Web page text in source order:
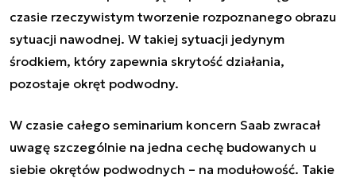
czasie rzeczywistym tworzenie rozpoznanego obrazu
sytuacji nawodnej. W takiej sytuacji jedynym
środkiem, który zapewnia skrytość działania,
pozostaje okręt podwodny.
W czasie całego seminarium koncern Saab zwracał
uwagę szczególnie na jedna cechę budowanych u
siebie okrętów podwodnych – na modułowość. Takie